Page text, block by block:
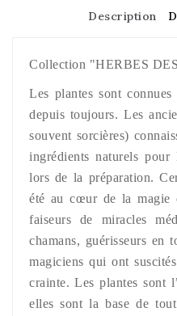
Description
Collection "HERBES
Les plantes sont
depuis toujours. Les
souvent sorcières)
ingrédients naturels
lors de la préparation.
été au cœur de la magie
faiseurs de miracles
chamans, guérisseurs en
magiciens qui ont
crainte. Les plantes sont
elles sont la base de